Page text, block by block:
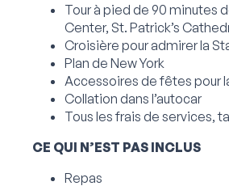
Tour à pied de 90 minutes
Center, St. Patrick’s
Croisière pour admirer la
Plan de New York
Accessoires de fêtes pour
Collation dans l’autocar
Tous les frais de services,
CE QUI N’EST PAS INCLUS
Repas